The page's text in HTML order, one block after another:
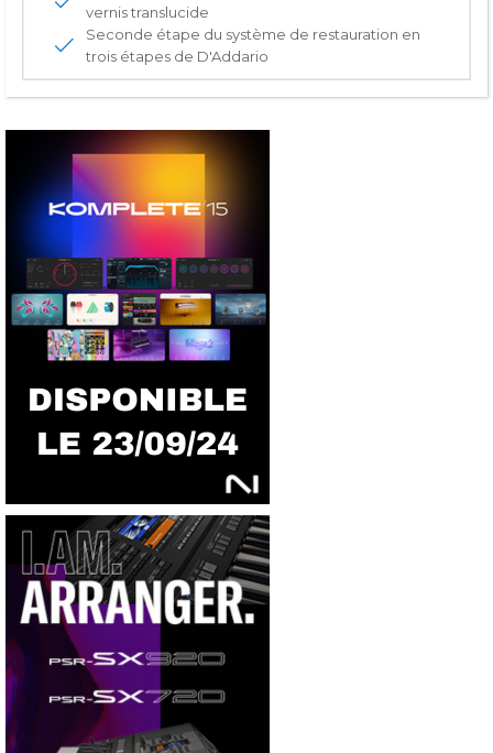
vernis translucide
Seconde étape du système de restauration en
trois étapes de D'Addario